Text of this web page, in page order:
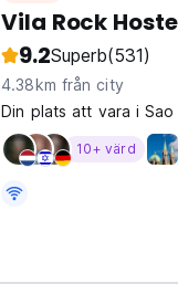
Vila Rock
9.2Superb(531)
4.38km från city
Din plats att vara i Sao
10+ värd